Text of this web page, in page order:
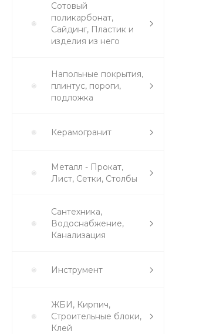
Сотовый
поликарбонат,
Сайдинг, Пластик и
изделия из него
Напольные покрытия,
плинтус, пороги,
подложка
Керамогранит
Металл - Прокат,
Лист, Сетки, Столбы
Сантехника,
Водоснабжение,
Канализация
Инструмент
ЖБИ, Кирпич,
Строительные блоки,
Клей